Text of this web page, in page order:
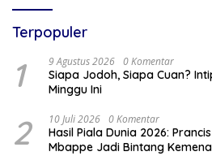
Terpopuler
1 9 Agustus 2026 0 Komentar
Siapa Jodoh, Siapa Cuan?
Minggu Ini
2 10 Juli 2026 0 Komentar
Hasil Piala Dunia 2026:
Mbappe Jadi Bintang